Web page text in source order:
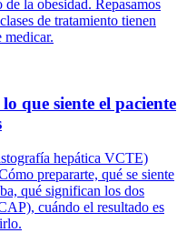
la obesidad. Repasamos
de tratamiento tienen
medicar.
que siente el paciente
hepática VCTE)
prepararte, qué se siente
qué significan los dos
cuándo el resultado es